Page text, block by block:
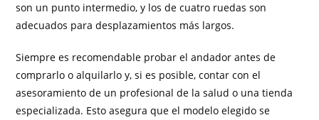
son un punto intermedio, y los de cuatro ruedas son
adecuados para desplazamientos más largos.
Siempre es recomendable probar el andador antes de
comprarlo o alquilarlo y, si es posible, contar con el
asesoramiento de un profesional de la salud o una tienda
especializada. Esto asegura que el modelo elegido se